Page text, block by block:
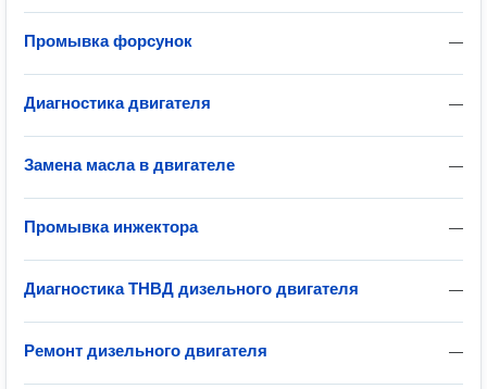
—
Промывка форсунок
—
Диагностика двигателя
—
Замена масла в двигателе
—
Промывка инжектора
—
Диагностика ТНВД дизельного двигателя
—
Ремонт дизельного двигателя